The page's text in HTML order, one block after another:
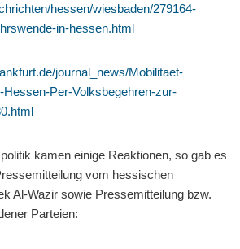
hessen/wiesbaden/279164-
in-hessen.html
journal_news/Mobilitaet-
Per-Volksbegehren-zur-
kamen einige Reaktionen, so gab es
vom hessischen
Al-Wazir sowie Pressemitteilung bzw.
Parteien: